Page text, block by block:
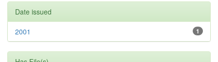
Date issued
1
2001